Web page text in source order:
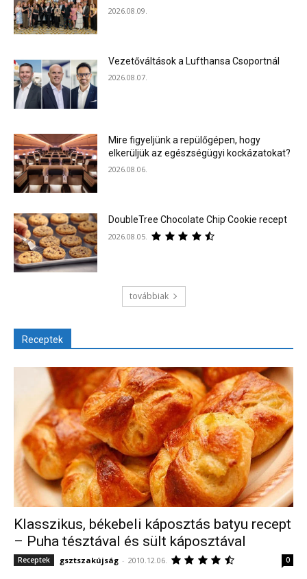
2026.08.09.
Vezetőváltások a Lufthansa Csoportnál
2026.08.07.
Mire figyeljünk a repülőgépen, hogy
elkerüljük az egészségügyi kockázatokat?
2026.08.06.
DoubleTree Chocolate Chip Cookie recept
2026.08.05.
továbbiak
Receptek
Klasszikus, békebeli káposztás batyu recept
– Puha tésztával és sült káposztával
Receptek gsztszakújság - 2010.12.06. 0